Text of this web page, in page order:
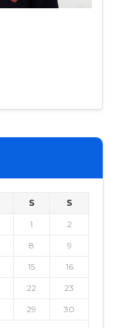
S S
1 2
8 9
15 16
22 23
29 30